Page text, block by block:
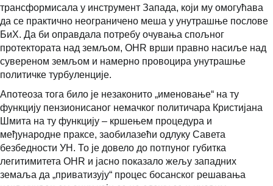
трансформисала у инструмент Запада, који му омогућава
да се практично неограничено меша у унутрашње послове
БиХ. Да би оправдала потребу очувања спољног
протектората над земљом, OHR врши правно насиље над
сувереном земљом и намерно провоцира унутрашње
политичке турбуленције.
Апотеоза тога било је незаконито „именовање“ на ту
функцију пензионисаног немачког политичара Кристијана
Шмита на ту функцију – кршењем процедура и
међународне праксе, заобилазећи одлуку Савета
безбедности УН. То је довело до потпуног губитка
легитимитета OHR и јасно показало жељу западних
земаља да „приватизују“ процес босанског решавања